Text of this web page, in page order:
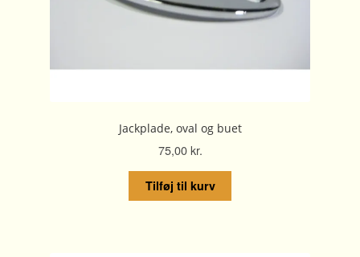
Jackplade, oval og buet
75,00kr.
Tilføj til kurv